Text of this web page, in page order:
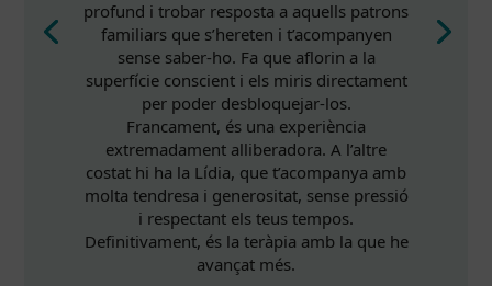
profund i trobar resposta a aquells patrons
familiars que s’hereten i t’acompanyen
sense saber-ho. Fa que aflorin a la
superfície conscient i els miris directament
per poder desbloquejar-los.
Francament, és una experiència
extremadament alliberadora. A l’altre
costat hi ha la Lídia, que t’acompanya amb
molta tendresa i generositat, sense pressió
i respectant els teus tempos.
Definitivament, és la teràpia amb la que he
avançat més.